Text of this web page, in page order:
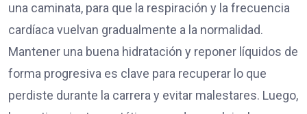
una caminata, para que la respiración y la frecuencia
cardíaca vuelvan gradualmente a la normalidad.
Mantener una buena hidratación y reponer líquidos de
forma progresiva es clave para recuperar lo que
perdiste durante la carrera y evitar malestares. Luego,